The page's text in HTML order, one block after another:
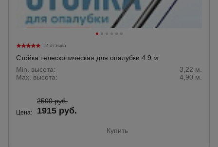
2 отзыва
Стойка телескопическая для опалубки 4.9 м
Min. высота:
3,22 м.
Max. высота:
4,90 м.
Цена:
2500 руб.
1915 руб.
Купить